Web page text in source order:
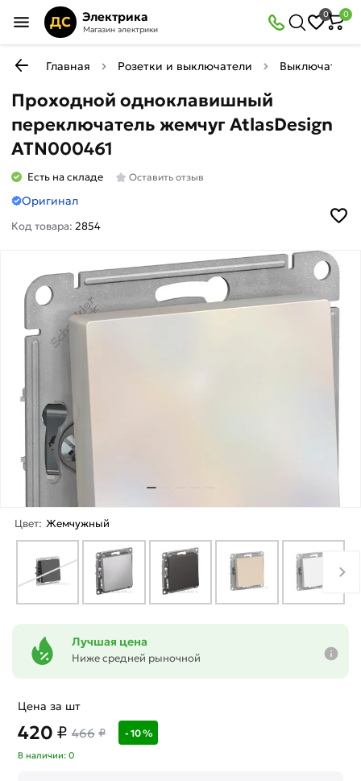
ДС Электрика
Магазин электрики
0 0
Главная Розетки и выключатели Выключатели
Проходной одноклавишный
переключатель жемчуг AtlasDesign
ATN000461
Есть на складе Оставить отзыв
Оригинал
Код товара:2854
Цвет: Жемчужный
Лучшая цена
Ниже средней рыночной
Цена за шт
420 ₽ 466 ₽ - 10 %
В наличии: 0